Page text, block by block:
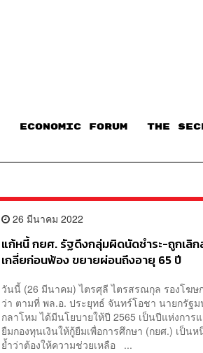
ECONOMIC FORUM THE
26 มีนาคม 2022
แก้หนี้ กยศ. รัฐดึงกลุ่มผิดนัดชำระ-ถูกเลิ
เกลี่ยก่อนฟ้อง ขยายผ่อนถึงอายุ 65 ปี
วันนี้ (26 มีนาคม) ไตรศุลี ไตรสรณกุล รองโฆษ
ว่า ตามที่ พล.อ. ประยุทธ์ จันทร์โอชา นายกรัฐ
กลาโหม ได้มีนโยบายให้ปี 2565 เป็นปีแห่งกา
ยืมกองทุนเงินให้กู้ยืมเพื่อการศึกษา (กยศ.) เป็น
ย้ำว่าต้องให้ความช่วยเหลือ ...